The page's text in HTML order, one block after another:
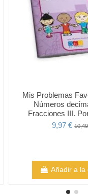
Mis Problemas
Números
Fracciones III.
9,97 €
Añadir a la